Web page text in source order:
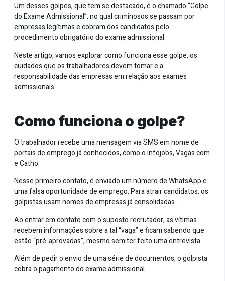
Um desses golpes, que tem se destacado, é o chamado “Golpe
do Exame Admissional”, no qual criminosos se passam por
empresas legítimas e cobram dos candidatos pelo
procedimento obrigatório do exame admissional.
Neste artigo, vamos explorar como funciona esse golpe, os
cuidados que os trabalhadores devem tomar e a
responsabilidade das empresas em relação aos exames
admissionais.
Como funciona o golpe?
O trabalhador recebe uma mensagem via SMS em nome de
portais de emprego já conhecidos, como o Infojobs, Vagas.com
e Catho.
Nesse primeiro contato, é enviado um número de WhatsApp e
uma falsa oportunidade de emprego. Para atrair candidatos, os
golpistas usam nomes de empresas já consolidadas.
Ao entrar em contato com o suposto recrutador, as vítimas
recebem informações sobre a tal “vaga” e ficam sabendo que
estão “pré-aprovadas”, mesmo sem ter feito uma entrevista.
Além de pedir o envio de uma série de documentos, o golpista
cobra o pagamento do exame admissional.